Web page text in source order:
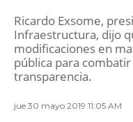
Ricardo Exsome,
Infraestructura, dijo
modificaciones en
pública para
transparencia.
jue 30 mayo 2019 11:05 AM